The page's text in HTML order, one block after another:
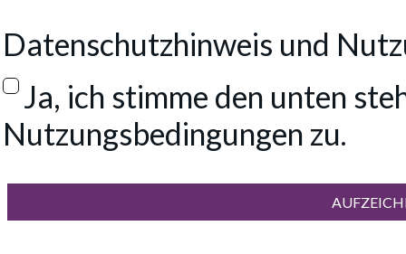
Datenschutzhinweis und
Ja, ich stimme den unten
Nutzungsbedingungen zu.